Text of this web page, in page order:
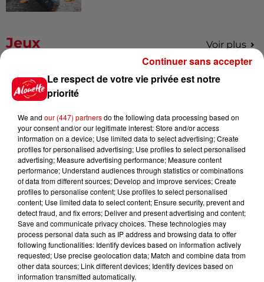
Jeux Voir plus
Gagnez vos places pour le
festival Marché Gourmand 2026
Le Duel - Gagnez vos entrées
pour l'un des zoos de nos
régions !
Destination Vacances - Gagnez
votre séjour en famille au cœur
de la...
Le respect de votre vie privée est notre
priorité
We and our (447) partnersdo the following data processing based on
your consent and/or our legitimate interest: Store and/or access
information on a device; Use limited data to select advertising; Create
profiles for personalised advertising; Use profiles to select personalised
advertising; Measure advertising performance; Measure content
performance; Understand audiences through statistics or combinations
of data from different sources; Develop and improve services; Create
profiles to personalise content; Use profiles to select personalised
content; Use limited data to select content; Ensure security, prevent and
detect fraud, and fix errors; Deliver and present advertising and content;
Save and communicate privacy choices. These technologies may
process personal data such as IP address and browsing data to offer
following functionalities: Identify devices based on information actively
requested; Use precise geolocation data; Match and combine data from
other data sources; Link different devices; Identify devices based on
information transmitted automatically.
Continuer sans accepter